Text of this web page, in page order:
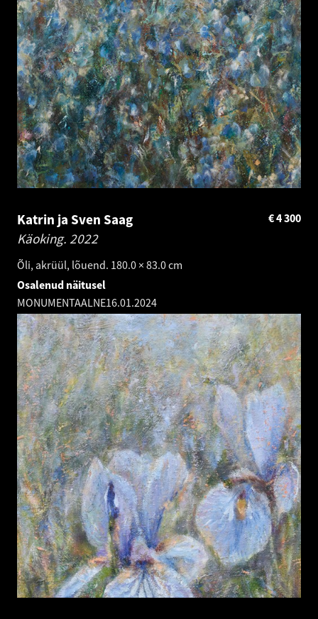
Katrin ja Sven Saag
Käoking. 2022
Õli, akrüül, lõuend. 180.0 × 83.0 cm
4 300
€
Osalenud näitusel
MONUMENTAALNE16.01.2024